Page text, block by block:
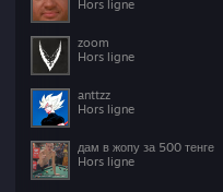
Hors ligne
zoom
Hors ligne
anttzz
Hors ligne
дам в жопу за 500 тенге
Hors ligne